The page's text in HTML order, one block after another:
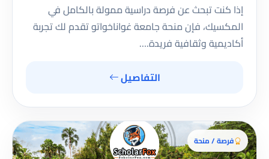
إذا كنت تبحث عن فرصة دراسية ممولة بالكامل في
المكسيك، فإن منحة جامعة غواناخواتو تقدم لك تجربة
أكاديمية وثقافية فريدة.…
التفاصيل
فرصة / منحة